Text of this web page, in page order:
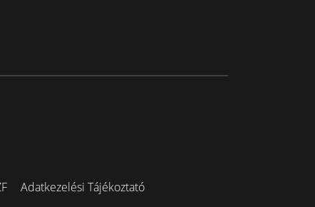
Adatkezelési Tájékoztató